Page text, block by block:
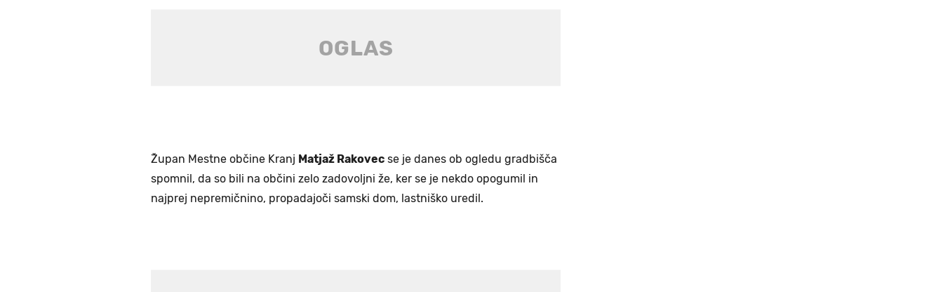
Župan Mestne občine Kranj Matjaž Rakovec se je danes ob ogledu gradbišča
spomnil, da so bili na občini zelo zadovoljni že, ker se je nekdo opogumil in
najprej nepremičnino, propadajoči samski dom, lastniško uredil.